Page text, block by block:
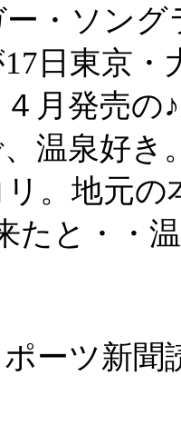
・ソン
17日東京
月発売の
温泉好き
。地元の
たと・・
ーツ新聞